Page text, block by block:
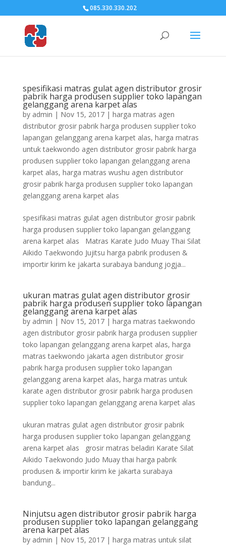
085.330.330.202
spesifikasi matras gulat agen distributor grosir
pabrik harga produsen supplier toko lapangan
gelanggang arena karpet alas
by admin | Nov 15, 2017| harga matras agen
distributor grosir pabrik harga produsen supplier toko
lapangan gelanggang arena karpet alas, harga matras
untuk taekwondo agen distributor grosir pabrik harga
produsen supplier toko lapangan gelanggang arena
karpet alas, harga matras wushu agen distributor
grosir pabrik harga produsen supplier toko lapangan
gelanggang arena karpet alas
spesifikasi matras gulat agen distributor grosir pabrik
harga produsen supplier toko lapangan gelanggang
arena karpet alas Matras Karate Judo Muay Thai Silat
Aikido Taekwondo Jujitsu harga pabrik produsen &
importir kirim ke jakarta surabaya bandung jogja...
ukuran matras gulat agen distributor grosir
pabrik harga produsen supplier toko lapangan
gelanggang arena karpet alas
by admin | Nov 15, 2017| harga matras taekwondo
agen distributor grosir pabrik harga produsen supplier
toko lapangan gelanggang arena karpet alas, harga
matras taekwondo jakarta agen distributor grosir
pabrik harga produsen supplier toko lapangan
gelanggang arena karpet alas, harga matras untuk
karate agen distributor grosir pabrik harga produsen
supplier toko lapangan gelanggang arena karpet alas
ukuran matras gulat agen distributor grosir pabrik
harga produsen supplier toko lapangan gelanggang
arena karpet alas grosir matras beladiri Karate Silat
Aikido Taekwondo Judo Muay thai harga pabrik
produsen & importir kirim ke jakarta surabaya
bandung...
Ninjutsu agen distributor grosir pabrik harga
produsen supplier toko lapangan gelanggang
arena karpet alas
by admin | Nov 15, 2017| harga matras untuk silat